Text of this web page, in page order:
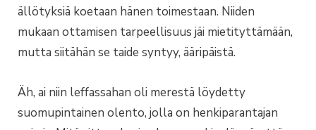
ällötyksiä koetaan hänen toimestaan. Niiden
mukaan ottamisen tarpeellisuus jäi mietityttämään,
mutta siitähän se taide syntyy, ääripäistä.
Äh, ai niin leffassahan oli merestä löydetty
suomupintainen olento, jolla on henkiparantajan